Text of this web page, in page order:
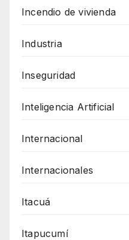
Incendio de vivienda
Industria
Inseguridad
Inteligencia Artificial
Internacional
Internacionales
Itacuá
Itapucumí